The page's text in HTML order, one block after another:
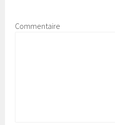
Commentaire